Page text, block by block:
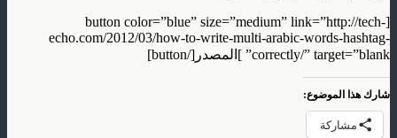
[button color=”blue” size=”medium” link=”http://tech-
echo.com/2012/03/how-to-write-multi-arabic-words-hashtag-
correctly/” target=”blank” ]المصدر[/button]
شارك هذا الموضوع:
مشاركة